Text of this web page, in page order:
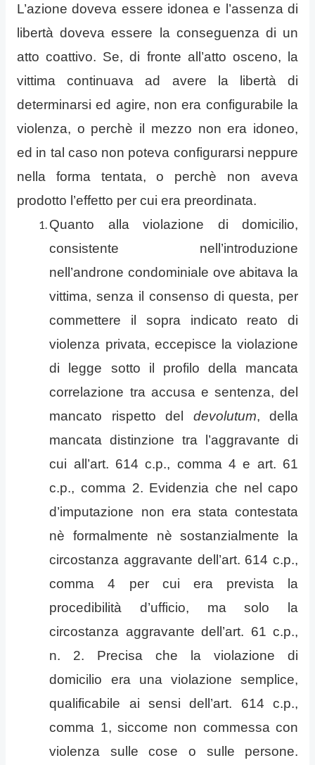
L’azione doveva essere idonea e l’assenza di
libertà doveva essere la conseguenza di un
atto coattivo. Se, di fronte all’atto osceno, la
vittima continuava ad avere la libertà di
determinarsi ed agire, non era configurabile la
violenza, o perchè il mezzo non era idoneo,
ed in tal caso non poteva configurarsi neppure
nella forma tentata, o perchè non aveva
prodotto l’effetto per cui era preordinata.
Quanto alla violazione di domicilio,
consistente nell’introduzione
nell’androne condominiale ove abitava la
vittima, senza il consenso di questa, per
commettere il sopra indicato reato di
violenza privata, eccepisce la violazione
di legge sotto il profilo della mancata
correlazione tra accusa e sentenza, del
mancato rispetto del devolutum, della
mancata distinzione tra l’aggravante di
cui all’art. 614 c.p., comma 4 e art. 61
c.p., comma 2. Evidenzia che nel capo
d’imputazione non era stata contestata
nè formalmente nè sostanzialmente la
circostanza aggravante dell’art. 614 c.p.,
comma 4 per cui era prevista la
procedibilità d’ufficio, ma solo la
circostanza aggravante dell’art. 61 c.p.,
n. 2. Precisa che la violazione di
domicilio era una violazione semplice,
qualificabile ai sensi dell’art. 614 c.p.,
comma 1, siccome non commessa con
violenza sulle cose o sulle persone.